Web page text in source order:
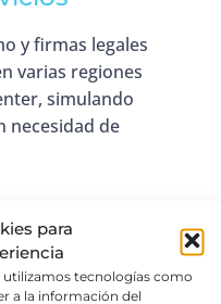
para
utilizamos tecnologías como
a la información del
y firmas legales
varias regiones
simulando
necesidad de